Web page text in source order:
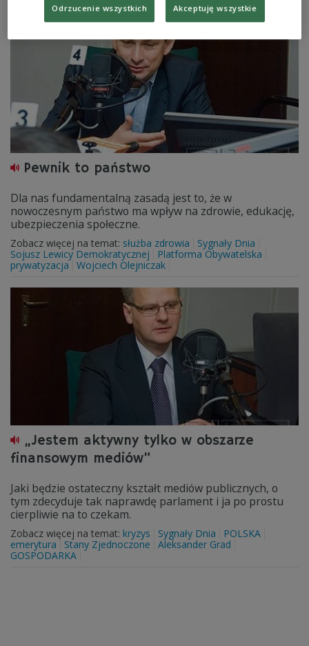
Pewnik to państwo
Dla nas fundamentalną zasadą jest to, że w
nowoczesnym państwo ma wpływ na zdrowie, edukację,
ubezpieczenia społeczne.
Zobacz więcej na temat: służba zdrowia
Sygnały Dnia
Sojusz Lewicy Demokratycznej
Platforma Obywatelska
prywatyzacja Wojciech Olejniczak
„Jestem aktywny tylko w obszarze
finansowym mediów”
Jaki będzie ostateczny kształt mediów publicznych, o
tym zdecyduje tak naprawdę parlament i ja po prostu
cierpliwie na to czekam.
Zobacz więcej na temat: kryzys Sygnały Dnia
POLSKA
emerytura
Stany Zjednoczone
Aleksander Grad
GOSPODARKA
Odrzucenie wszystkich Akceptuję wszystkie